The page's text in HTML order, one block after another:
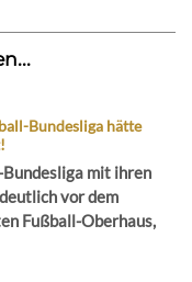
Bundesliga hätte
mit ihren
vor dem
Fußball-Oberhaus,